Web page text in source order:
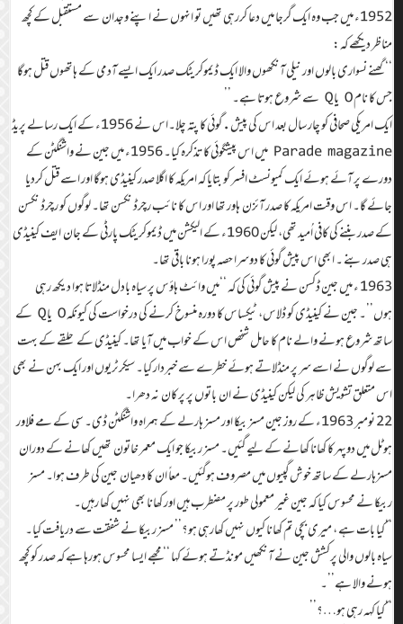
1952ء میں جب وہ ایک گرجا میں دعا کررہی تھیں تو انہوں نے اپنے وجدان سے مستقبل کے کچھ
مناظر دیکھے کہ:
‘‘گھنے نسواری بالوں اور نیلی آنکھوں والا ایک ڈیموکریٹک صدر ایک ایسے آدمی کے ہاتھوں قتل ہوگا
جس کا نام O یا Q سے شروع ہوتا ہے۔ ’’
ایک امریکی صحافی کو چار سال بعد اس کی پیش.گوئی کا پتہ چلا۔اس نے 1956ء کے ایک رسالے پریڈ
Parade magazine میں اس پیشگوئی کا تذکرہ کیا۔ 1956ء میں جین نے واشنگٹن کے
دورے پر آئے ہوئے ایک کمیونسٹ افسر کو بتایا کہ امریکہ کا اگلا صدر کینیڈی ہوگا اور اسے قتل کردیا
جائے گا۔ اس وقت امریکہ کا صدر آئزن ہاور تھا اور اس کا نائب رچرڈ نکسن تھا۔ لوگوں کو رچرڈ نکسن
کے صدر بننے کی کافی اُمید تھی، لیکن 1960ء کے الیکشن میں ڈیموکریٹک پارٹی کے جان ایف کینیڈی
ہی صدربنے ۔ ابھی اس پیش گوئی کا دوسرا حصہ پورا ہونا باقی تھا۔
1963 ء میں جین ڈکسن نے پیش گوئی کی کہ ‘‘میں وائٹ ہاؤس پر سیاہ بادل منڈلاتا ہوا دیکھ رہی
ہوں’’۔ جین نے کینیڈی کو ڈلاس، ٹیکساس کا دورہ منسوخ کرنے کی درخواست کی کیونکہ O یا Q کے
ساتھ شروع ہونے والے نام کا حامل شخص اس کے خواب میں آیا تھا۔ کینیڈی کے حلقے کے بہت
سے لوگوں نے اسے سر پر منڈلاتے ہوئے خطرے سے خبردار کیا۔ سیکرٹریوں اور ایک بہن نے بھی
اس متعلق تشویش ظاہر کی لیکن کینیڈی نے ان باتوں پر پر کان نہ دھرا۔
22 نومبر 1963ء کے روز جین مسز بیکا اور مسز ہارلے کے ہمراہ واشنگٹن ڈی۔ سی کے مے فلاور
ہوٹل میں دوپہر کا کھانا کھانے کے لیے گئیں۔ مسز ربیکا جو ایک معمر خاتون تھیں کھانے کے دوران
مسزہارلے کے ساتھ خوش گپیوں میں مصروف ہوگئیں۔ معاً ان کا دھیان جین کی طرف ہوا۔ مسز
ربیکا نے محسوس کیا کہ جین غیر معمولی طور پر مضطرب ہیں اور کھانا بھی نہیں کھا رہیں۔
‘‘کیا بات ہے ، میری بچی تم کھانا کیوں نہیں کھارہی ہو؟’’ مسز ربیکا نے شفقت سے دریافت کیا۔
سیاہ بالوں والی پرکشش جین نے آنکھیں مونڈتے ہوئے کہا ‘‘ مجھے ایسا محسوس ہورہا ہے کہ صدر کو کچھ
ہونے والا ہے’’۔
‘‘کیا کہہ رہی ہو…؟’’